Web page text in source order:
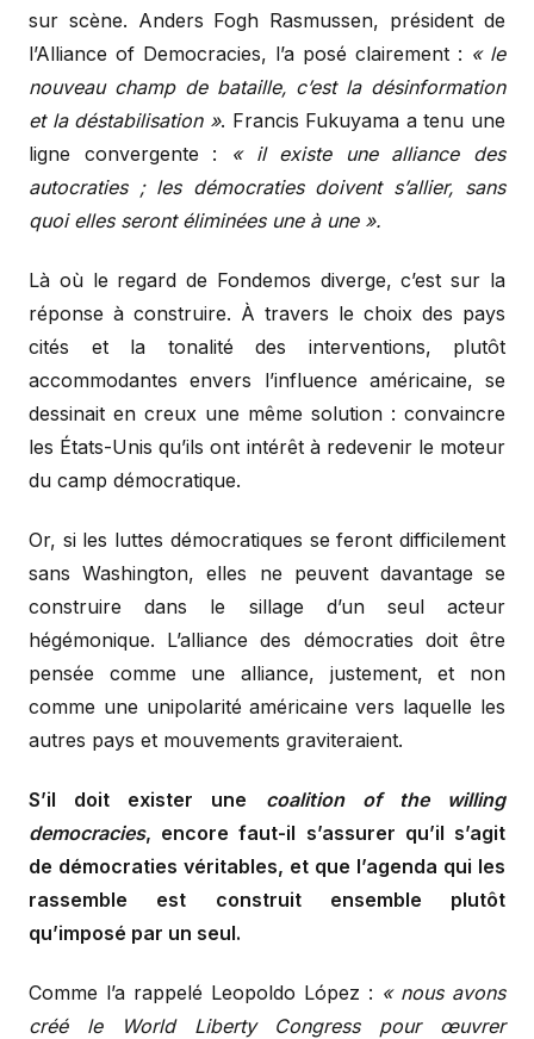
sur scène. Anders Fogh Rasmussen, président de
l’Alliance of Democracies, l’a posé clairement : « le
nouveau champ de bataille, c’est la désinformation
et la déstabilisation ». Francis Fukuyama a tenu une
ligne convergente :
« il existe une alliance des
autocraties ; les démocraties doivent s’allier, sans
quoi elles seront éliminées une à une ».
Là où le regard de Fondemos diverge, c’est sur la
réponse à construire. À travers le choix des pays
cités et la tonalité des interventions, plutôt
accommodantes envers l’influence américaine, se
dessinait en creux une même solution : convaincre
les États-Unis qu’ils ont intérêt à redevenir le moteur
du camp démocratique.
Or, si les luttes démocratiques se feront difficilement
sans Washington, elles ne peuvent davantage se
construire dans le sillage d’un seul acteur
hégémonique. L’alliance des démocraties doit être
pensée comme une alliance, justement, et non
comme une unipolarité américaine vers laquelle les
autres pays et mouvements graviteraient.
S’il doit exister une coalition of the willing
democracies, encore faut-il s’assurer qu’il s’agit
de démocraties véritables, et que l’agenda qui les
rassemble est construit ensemble plutôt
qu’imposé par un seul.
Comme l’a rappelé Leopoldo López : « nous avons
créé le World Liberty Congress pour œuvrer